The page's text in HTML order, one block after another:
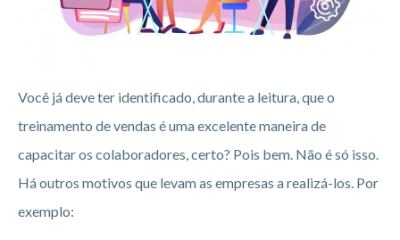
Você já deve ter identificado, durante a leitura, que o
treinamento de vendas é uma excelente maneira de
capacitar os colaboradores, certo? Pois bem. Não é só isso.
Há outros motivos que levam as empresas a realizá-los. Por
exemplo: